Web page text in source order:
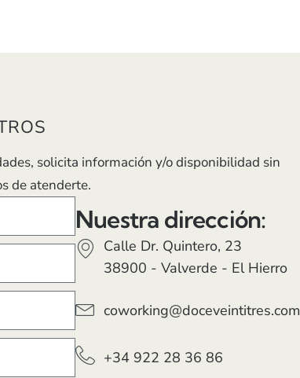
solicita información y/o disponibilidad sin
de atenderte.
Nuestra dirección:
Calle Dr. Quintero, 23
38900 - Valverde - El Hierro
coworking@doceveintitres.com
+34 922 28 36 86